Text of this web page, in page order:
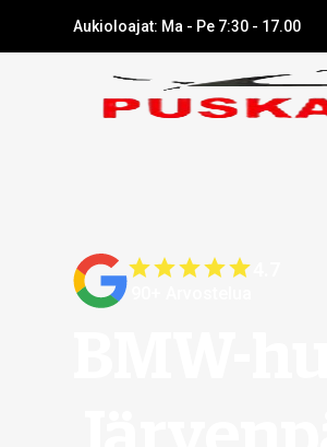
Aukioloajat: Ma - Pe 7:30 - 17.00